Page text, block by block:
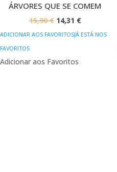
ÁRVORES QUE SE COMEM
15,90€ O
PREÇO
ERA:
14,31 €O
PREÇO
ADICIONAR AOS FAVORITOSJÁ ESTÁ NOS
FAVORITOS
Adicionar aos Favoritos